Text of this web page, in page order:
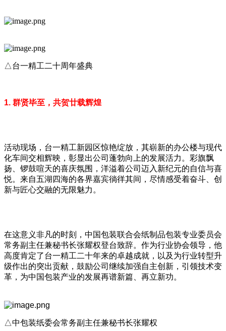
△台一精工二十周年盛典
1. 群贤毕至，共贺廿载辉煌
活动现场，台一精工新园区惊艳绽放，其崭新的办公楼与现代
化车间交相辉映，彰显出公司蓬勃向上的发展活力。彩旗飘
扬、锣鼓喧天的喜庆氛围，洋溢着公司迈入新纪元的自信与喜
悦。来自五湖四海的各界嘉宾徜徉其间，尽情感受着奋斗、创
新与匠心交融的无限魅力。
在这意义非凡的时刻，中国包装联合会纸制品包装专业委员会
常务副主任兼秘书长张耀权登台致辞。作为行业协会领导，他
高度肯定了台一精工二十年来的卓越成就，以及为行业转型升
级作出的突出贡献，鼓励公司继续加强自主创新，引领技术变
革，为中国包装产业的发展再谱新篇、再立新功。
△中包装纸委会常务副主任兼秘书长张耀权